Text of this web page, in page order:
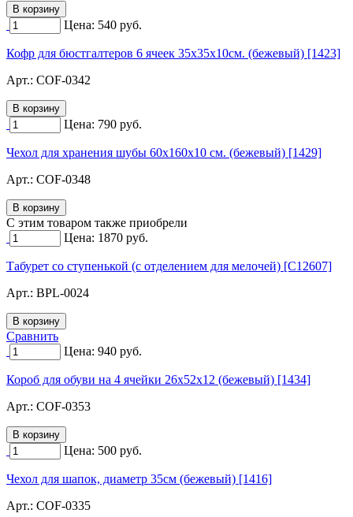
Цена: 540 руб.
Кофр для бюстгалтеров 6 ячеек 35х35х10см. (бежевый) [1423]
Арт.: COF-0342
Цена: 790 руб.
Чехол для хранения шубы 60х160х10 см. (бежевый) [1429]
Арт.: COF-0348
C этим товаром также приобрели
Цена: 1870 руб.
Табурет со ступенькой (с отделением для мелочей) [C12607]
Арт.: BPL-0024
Сравнить
Цена: 940 руб.
Короб для обуви на 4 ячейки 26х52х12 (бежевый) [1434]
Арт.: COF-0353
Цена: 500 руб.
Чехол для шапок, диаметр 35см (бежевый) [1416]
Арт.: COF-0335